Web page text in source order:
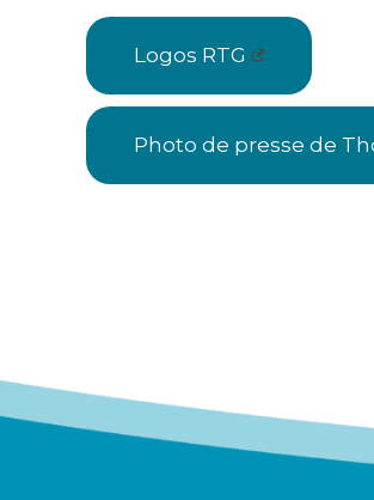
Logos RTG
Photo de presse de